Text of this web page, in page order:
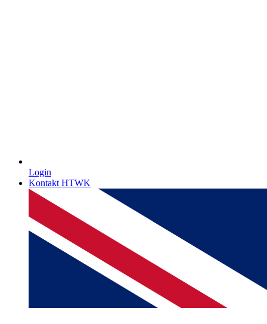
Login
Kontakt HTWK